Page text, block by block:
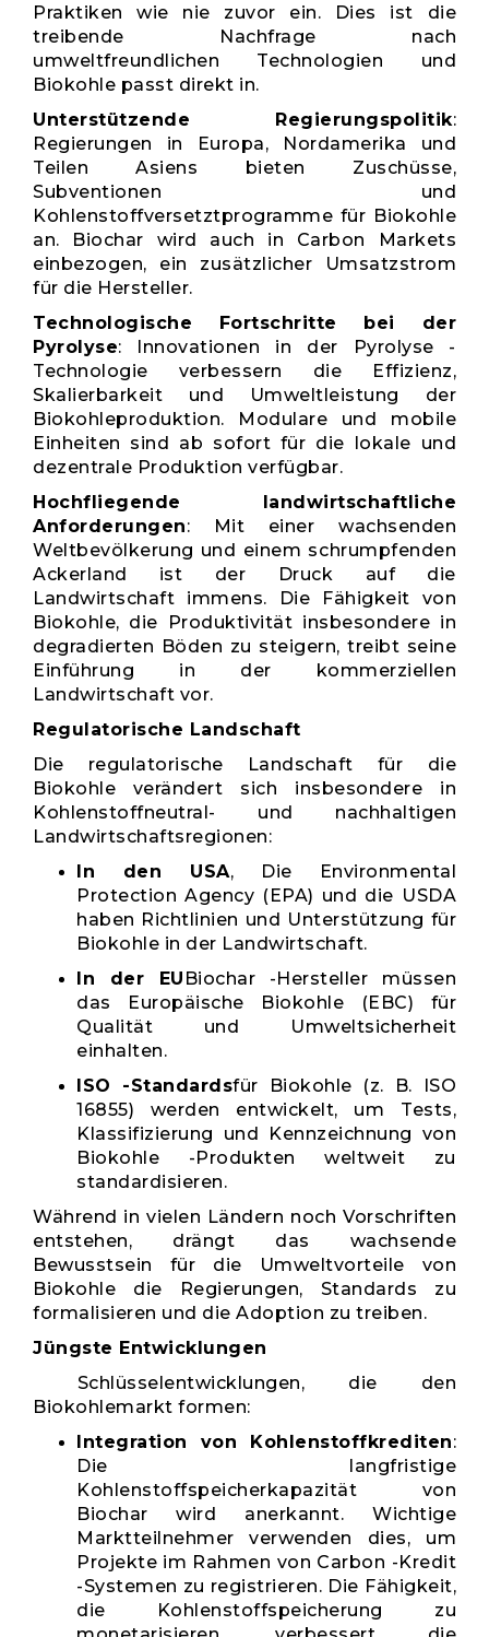
Praktiken wie nie zuvor ein. Dies ist die
treibende Nachfrage nach
umweltfreundlichen Technologien und
Biokohle passt direkt in.
Unterstützende Regierungspolitik:
Regierungen in Europa, Nordamerika und
Teilen Asiens bieten Zuschüsse,
Subventionen und
Kohlenstoffversetztprogramme für Biokohle
an. Biochar wird auch in Carbon Markets
einbezogen, ein zusätzlicher Umsatzstrom
für die Hersteller.
Technologische Fortschritte bei der
Pyrolyse: Innovationen in der Pyrolyse -
Technologie verbessern die Effizienz,
Skalierbarkeit und Umweltleistung der
Biokohleproduktion. Modulare und mobile
Einheiten sind ab sofort für die lokale und
dezentrale Produktion verfügbar.
Hochfliegende landwirtschaftliche
Anforderungen: Mit einer wachsenden
Weltbevölkerung und einem schrumpfenden
Ackerland ist der Druck auf die
Landwirtschaft immens. Die Fähigkeit von
Biokohle, die Produktivität insbesondere in
degradierten Böden zu steigern, treibt seine
Einführung in der kommerziellen
Landwirtschaft vor.
Regulatorische Landschaft
Die regulatorische Landschaft für die
Biokohle verändert sich insbesondere in
Kohlenstoffneutral- und nachhaltigen
Landwirtschaftsregionen:
In den USA, Die Environmental
Protection Agency (EPA) und die USDA
haben Richtlinien und Unterstützung für
Biokohle in der Landwirtschaft.
In der EU Biochar -Hersteller müssen
das Europäische Biokohle (EBC) für
Qualität und Umweltsicherheit
einhalten.
ISO -Standardsfür Biokohle (z. B. ISO
16855) werden entwickelt, um Tests,
Klassifizierung und Kennzeichnung von
Biokohle -Produkten weltweit zu
standardisieren.
Während in vielen Ländern noch Vorschriften
entstehen, drängt das wachsende
Bewusstsein für die Umweltvorteile von
Biokohle die Regierungen, Standards zu
formalisieren und die Adoption zu treiben.
Jüngste Entwicklungen
Schlüsselentwicklungen, die den
Biokohlemarkt formen:
Integration von Kohlenstoffkrediten:
Die langfristige
Kohlenstoffspeicherkapazität von
Biochar wird anerkannt. Wichtige
Marktteilnehmer verwenden dies, um
Projekte im Rahmen von Carbon -Kredit
-Systemen zu registrieren. Die Fähigkeit,
die Kohlenstoffspeicherung zu